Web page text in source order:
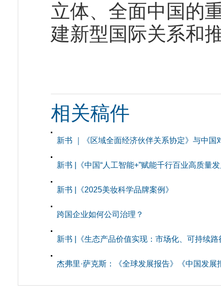
立体、全面中国的
建新型国际关系和
相关稿件
新书 ｜《区域全面经济伙伴关系协定》与中国
新书 |《中国“人工智能+”赋能千行百业高质量
新书 |《2025美妆科学品牌案例》
跨国企业如何公司治理？
新书 |《生态产品价值实现：市场化、可持续路
杰弗里·萨克斯：《全球发展报告》《中国发